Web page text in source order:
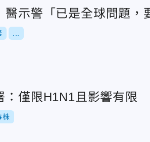
示警「已是全球問題，
僅限H1N1且影響有限
株